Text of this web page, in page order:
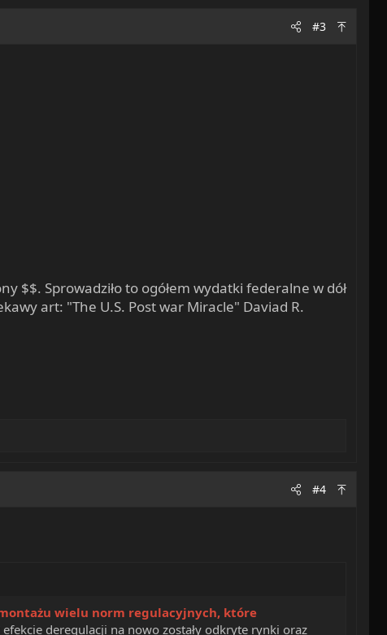
#3
$$. Sprowadziło to ogółem wydatki federalne w dół
art: "The U.S. Post war Miracle" Daviad R.
#4
wielu norm regulacyjnych, które
efekcie deregulacji na nowo zostały odkryte rynki oraz